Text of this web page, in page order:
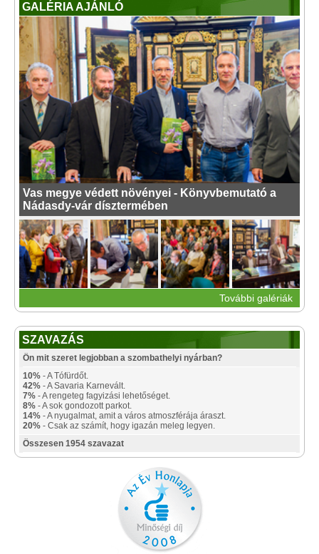
GALÉRIA AJÁNLÓ
Vas megye védett növényei - Könyvbemutató a
Nádasdy-vár dísztermében
További galériák
SZAVAZÁS
Ön mit szeret legjobban a szombathelyi nyárban?
10% - A Tófürdőt.
42% - A Savaria Karnevált.
7% - A rengeteg fagyizási lehetőséget.
8% - A sok gondozott parkot.
14% - A nyugalmat, amit a város atmoszférája áraszt.
20% - Csak az számít, hogy igazán meleg legyen.
Összesen 1954 szavazat